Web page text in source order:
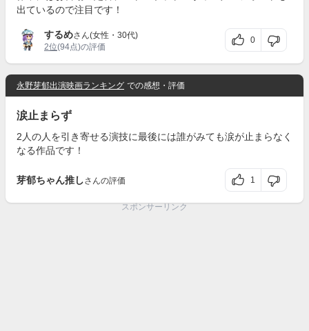
出ているので注目です！
するめさん(女性・30代)
2位(94点)の評価
0
永野芽郁出演映画ランキング での感想・評価
涙止まらず
2人の人を引き寄せる演技に最後には誰がみても涙が止まらなく
なる作品です！
芽郁ちゃん推しさんの評価 1
スポンサーリンク